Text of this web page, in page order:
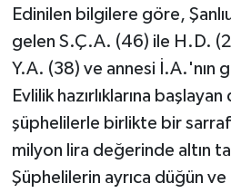
Edinilen bilgilere göre,
gelen S.Ç.A. (46) ile H.D.
Y.A. (38) ve annesi İ.A.'nın
Evlilik hazırlıklarına
şüphelilerle birlikte bir
milyon lira değerinde altın
Şüphelilerin ayrıca düğün ve